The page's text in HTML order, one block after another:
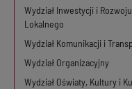
Wydział Inwestycji i Rozwoju
Lokalnego
Wydział Komunikacji i
Wydział Organizacyjny
Wydział Oświaty, Kultury i